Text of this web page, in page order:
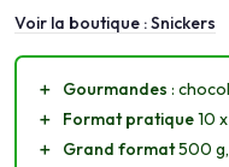
Voir la boutique :Snickers
＋ Gourmandes :
＋
Format pratique10
＋
Grand format500 g,